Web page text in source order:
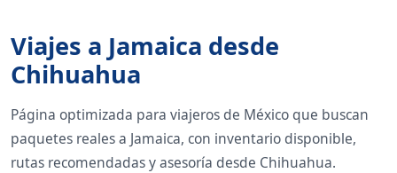
Viajes a Jamaica desde
Chihuahua
Página optimizada para viajeros de México que buscan
paquetes reales a Jamaica, con inventario disponible,
rutas recomendadas y asesoría desde Chihuahua.